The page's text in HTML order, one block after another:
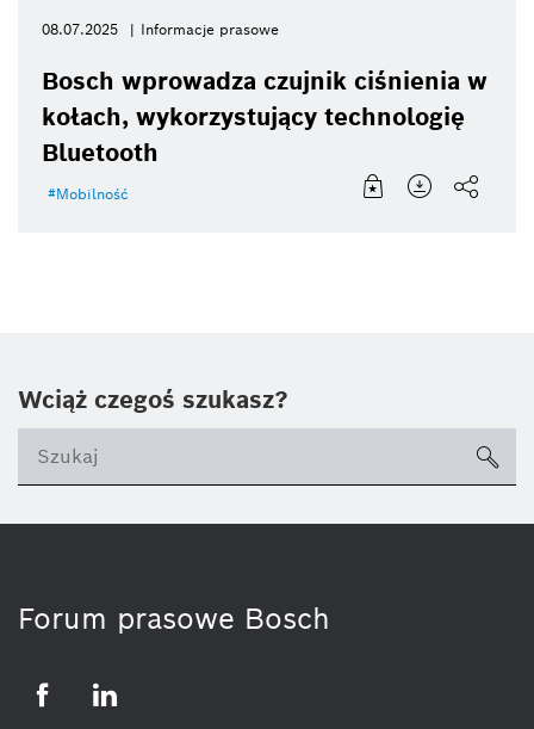
08.07.2025 Informacje prasowe
Bosch wprowadza czujnik ciśnienia w
kołach, wykorzystujący technologię
Bluetooth
Mobilność
Wciąż czegoś szukasz?
Forum prasowe Bosch